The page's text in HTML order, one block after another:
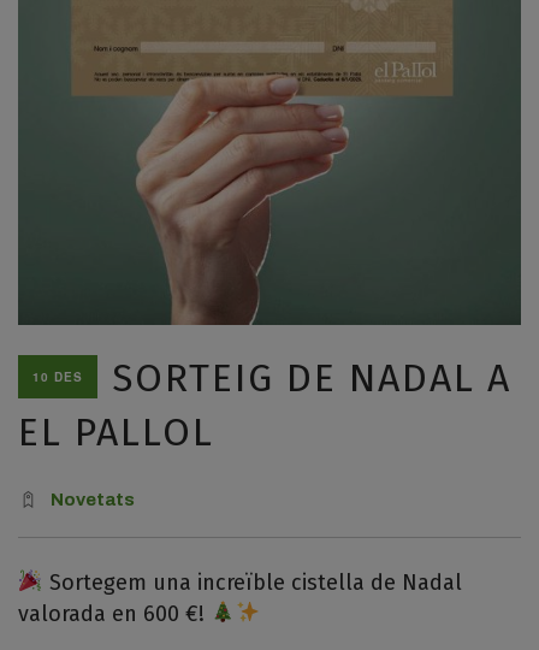
10 DES
SORTEIG DE NADAL A
EL PALLOL
Novetats
Sortegem una increïble cistella de Nadal
valorada en 600 €!